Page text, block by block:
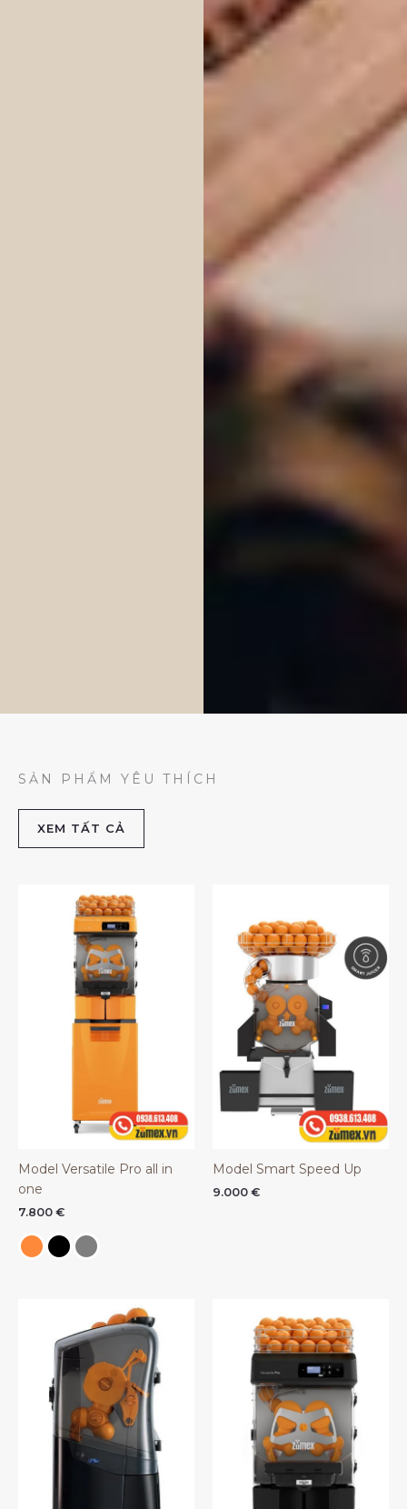
SẢN PHẨM YÊU THÍCH
XEM TẤT CẢ
Model Versatile Pro all in
one
7.800 €
Model Smart Speed Up
9.000 €